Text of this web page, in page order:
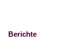
Berichte